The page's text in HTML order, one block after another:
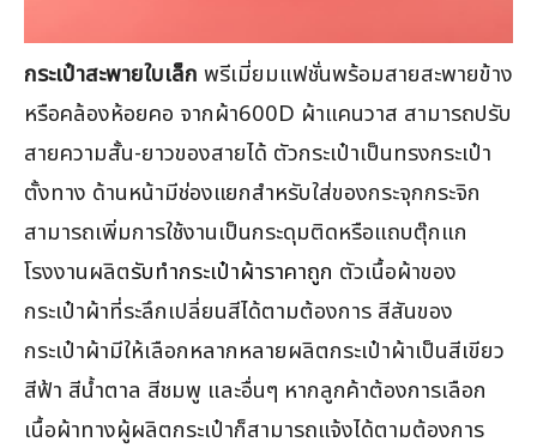
กระเป๋าสะพายใบเล็ก พรีเมี่ยมแฟชั่นพร้อมสายสะพายข้าง
หรือคล้องห้อยคอ จากผ้า600D ผ้าแคนวาส สามารถปรับ
สายความสั้น-ยาวของสายได้ ตัวกระเป๋าเป็นทรงกระเป๋า
ตั้งทาง ด้านหน้ามีช่องแยกสำหรับใส่ของกระจุกกระจิก
สามารถเพิ่มการใช้งานเป็นกระดุมติดหรือแถบตุ๊กแก
โรงงานผลิตรับทำกระเป๋าผ้าราคาถูก ตัวเนื้อผ้าของ
กระเป๋าผ้าที่ระลึกเปลี่ยนสีได้ตามต้องการ สีสันของ
กระเป๋าผ้ามีให้เลือกหลากหลายผลิตกระเป๋าผ้าเป็นสีเขียว
สีฟ้า สีน้ำตาล สีชมพู และอื่นๆ หากลูกค้าต้องการเลือก
เนื้อผ้าทางผู้ผลิตกระเป๋าก็สามารถแจ้งได้ตามต้องการ